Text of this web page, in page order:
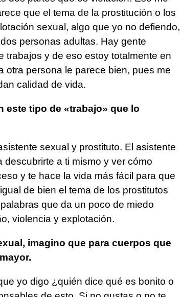
que el tema de la prostitución o los
sexual, algo que yo no defiendo,
personas adultas. Hay gente
trabajos y de eso estoy totalmente en
otra persona le parece bien, pues me
calidad de vida.
tipo de «trabajo» que lo
sexual y prostituto. El asistente
a ti mismo y ver cómo
y te hace la vida más fácil para que
de bien el tema de los prostitutos
que da un poco de miedo
violencia y explotación.
imagino que para cuerpos que
yo digo ¿quién dice qué es bonito o